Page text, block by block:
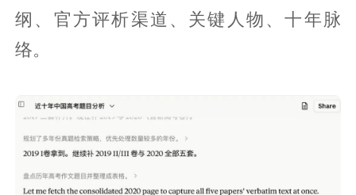
纲、官方评析渠道、关键人物、十年脉
络。